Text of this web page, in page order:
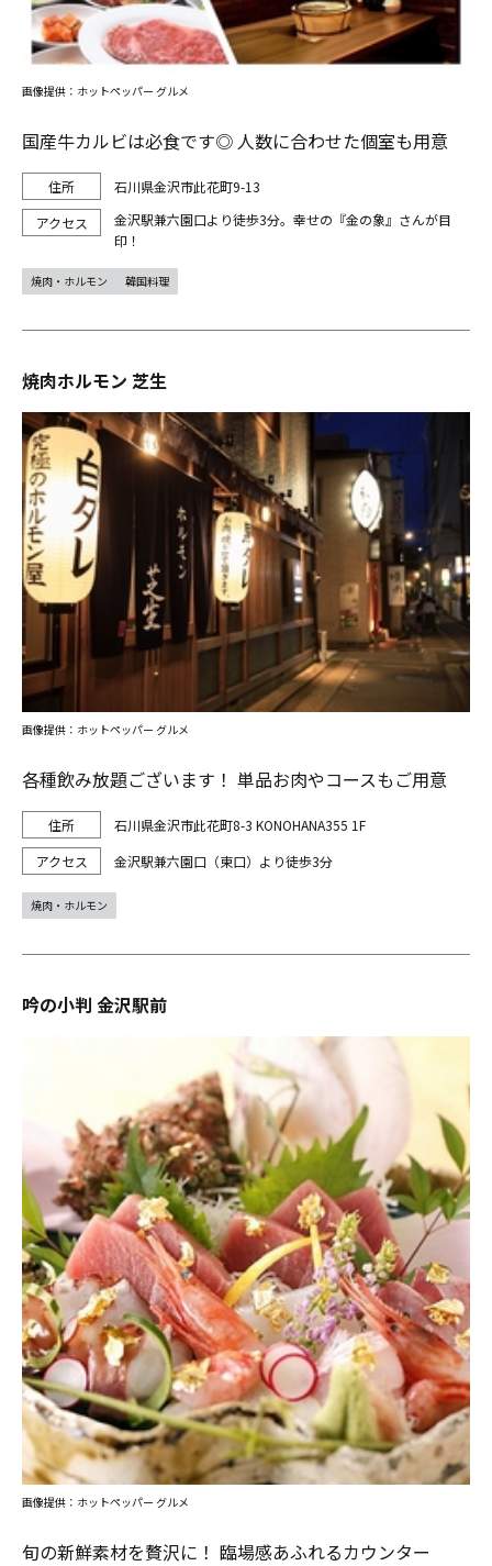
国産牛カルビは必食です◎ 人数に合わせた個室も用意
石川県金沢市此花町9-13
金沢駅兼六園口より徒歩3分。幸せの『金の象』さんが目
印！
画像提供：ホットペッパー グルメ
焼肉・ホルモン 韓国料理
焼肉ホルモン 芝生
各種飲み放題ございます！ 単品お肉やコースもご用意
石川県金沢市此花町8-3 KONOHANA355 1F
金沢駅兼六園口（東口）より徒歩3分
画像提供：ホットペッパー グルメ
焼肉・ホルモン
吟の小判 金沢駅前
旬の新鮮素材を贅沢に！ 臨場感あふれるカウンター
画像提供：ホットペッパー グルメ